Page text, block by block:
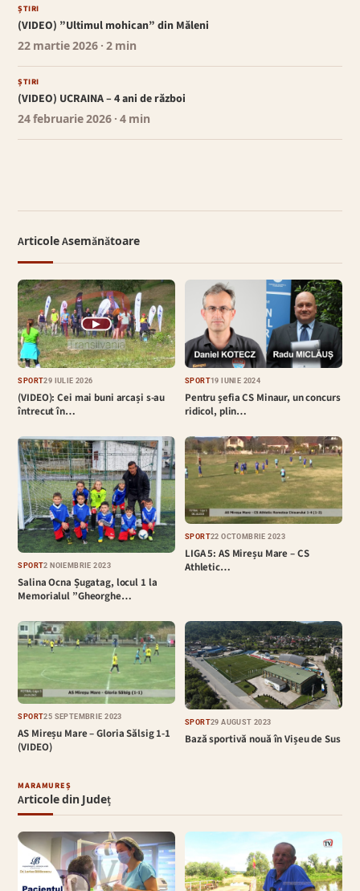
ȘTIRI
(VIDEO) ”Ultimul mohican” din Măleni
22 martie 2026 · 2 min
ȘTIRI
(VIDEO) UCRAINA – 4 ani de război
24 februarie 2026 · 4 min
Articole Asemănătoare
▶
SPORT29 IULIE 2026
(VIDEO): Cei mai buni arcași s-au
întrecut în…
SPORT19 IUNIE 2024
Pentru șefia CS Minaur, un concurs
ridicol, plin…
SPORT2 NOIEMBRIE 2023
Salina Ocna Șugatag, locul 1 la
Memorialul ”Gheorghe…
SPORT22 OCTOMBRIE 2023
LIGA 5: AS Mireșu Mare – CS
Athletic…
SPORT25 SEPTEMBRIE 2023
AS Mireșu Mare – Gloria Sălsig 1-1
(VIDEO)
SPORT29 AUGUST 2023
Bază sportivă nouă în Vișeu de Sus
MARAMUREȘ
Articole din Județ